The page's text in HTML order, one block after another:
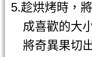
5.趁烘烤時，
成喜歡的大
將奇異果切